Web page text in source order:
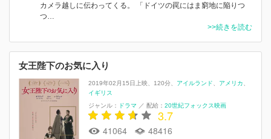
カメラ越しに伝わってくる。 「ドイツの罠にはま窮地に陥りつ
つ…
>>続きを読む
女王陛下のお気に入り
2019年02月15日上映 120分 アイルランド
アメリカ
イギリス
ジャンル：
ドラマ ／ 配給： 20世紀フォックス映画
3.7
41064 48416